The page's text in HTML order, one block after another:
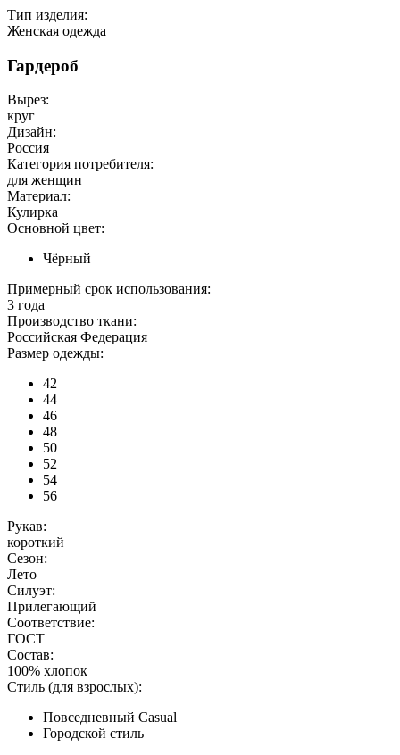
Тип изделия:
Женская одежда
Гардероб
Вырез:
круг
Дизайн:
Россия
Категория потребителя:
для женщин
Материал:
Кулирка
Основной цвет:
Чёрный
Примерный срок использования:
3 года
Производство ткани:
Российская Федерация
Размер одежды:
42
44
46
48
50
52
54
56
Рукав:
короткий
Сезон:
Лето
Силуэт:
Прилегающий
Соответствие:
ГОСТ
Состав:
100% хлопок
Стиль (для взрослых):
Повседневный Casual
Городской стиль